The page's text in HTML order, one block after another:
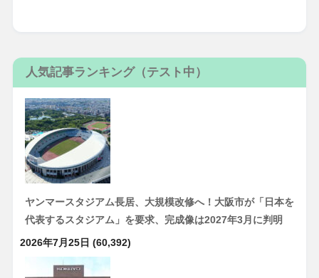
人気記事ランキング（テスト中）
ヤンマースタジアム長居、大規模改修へ！大阪市が「日本を
代表するスタジアム」を要求、完成像は2027年3月に判明
2026年7月25日 (60,392)